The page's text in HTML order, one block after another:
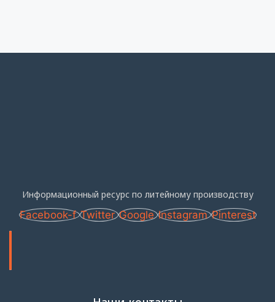
Информационный ресурс по литейному производству
Facebook-f Twitter Google Instagram Pinterest